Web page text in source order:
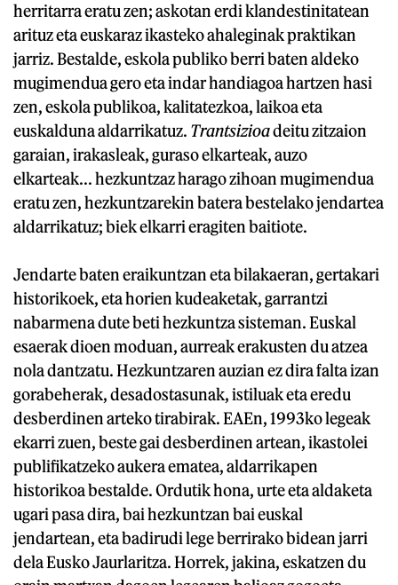
herritarra eratu zen; askotan erdi klandestinitatean
arituz eta euskaraz ikasteko ahaleginak praktikan
jarriz. Bestalde, eskola publiko berri baten aldeko
mugimendua gero eta indar handiagoa hartzen hasi
zen, eskola publikoa, kalitatezkoa, laikoa eta
euskalduna aldarrikatuz. Trantsizioadeitu zitzaion
garaian, irakasleak, guraso elkarteak, auzo
elkarteak... hezkuntzaz harago zihoan mugimendua
eratu zen, hezkuntzarekin batera bestelako jendartea
aldarrikatuz; biek elkarri eragiten baitiote.
Jendarte baten eraikuntzan eta bilakaeran, gertakari
historikoek, eta horien kudeaketak, garrantzi
nabarmena dute beti hezkuntza sisteman. Euskal
esaerak dioen moduan, aurreak erakusten du atzea
nola dantzatu. Hezkuntzaren auzian ez dira falta izan
gorabeherak, desadostasunak, istiluak eta eredu
desberdinen arteko tirabirak. EAEn, 1993ko legeak
ekarri zuen, beste gai desberdinen artean, ikastolei
publifikatzeko aukera ematea, aldarrikapen
historikoa bestalde. Ordutik hona, urte eta aldaketa
ugari pasa dira, bai hezkuntzan bai euskal
jendartean, eta badirudi lege berrirako bidean jarri
dela Eusko Jaurlaritza. Horrek, jakina, eskatzen du